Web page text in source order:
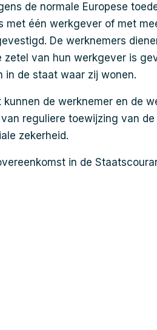
de normale Europese
met één werkgever of met
De werknemers
van hun werkgever is
in de staat waar zij wonen.
de werknemer en de
reguliere toewijzing van
zekerheid.
in de